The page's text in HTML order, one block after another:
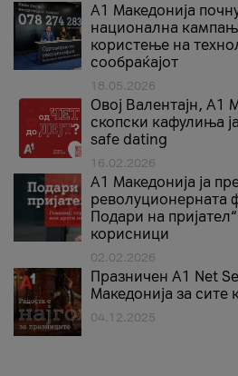
A1 Македонија
национална
користење на
сообраќајот
18.05.2026
Овој Валентајн, A1
скопски кафулиња
safe dating
16.02.2026
А1 Македонија ја
револуционерната
Подари на
корисници
02.02.2026
Празничен A1 Net
Македонија за сите
04.12.2025